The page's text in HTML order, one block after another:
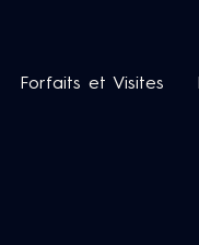
Forfaits et Visites